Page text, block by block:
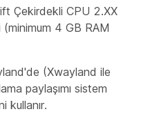
Çekirdekli CPU 2.XX
4 GB RAM
(Xwayland ile
paylaşımı sistem
kullanır.